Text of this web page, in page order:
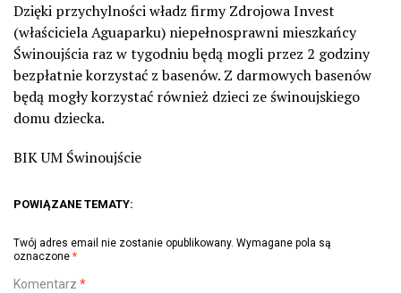
Dzięki przychylności władz firmy Zdrojowa Invest
(właściciela Aguaparku) niepełnosprawni mieszkańcy
Świnoujścia raz w tygodniu będą mogli przez 2 godziny
bezpłatnie korzystać z basenów. Z darmowych basenów
będą mogły korzystać również dzieci ze świnoujskiego
domu dziecka.
BIK UM Świnoujście
POWIĄZANE TEMATY:
Twój adres email nie zostanie opublikowany. Wymagane pola są
oznaczone *
Komentarz *